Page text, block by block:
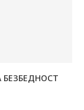
БЕЗБЕДНОСТ